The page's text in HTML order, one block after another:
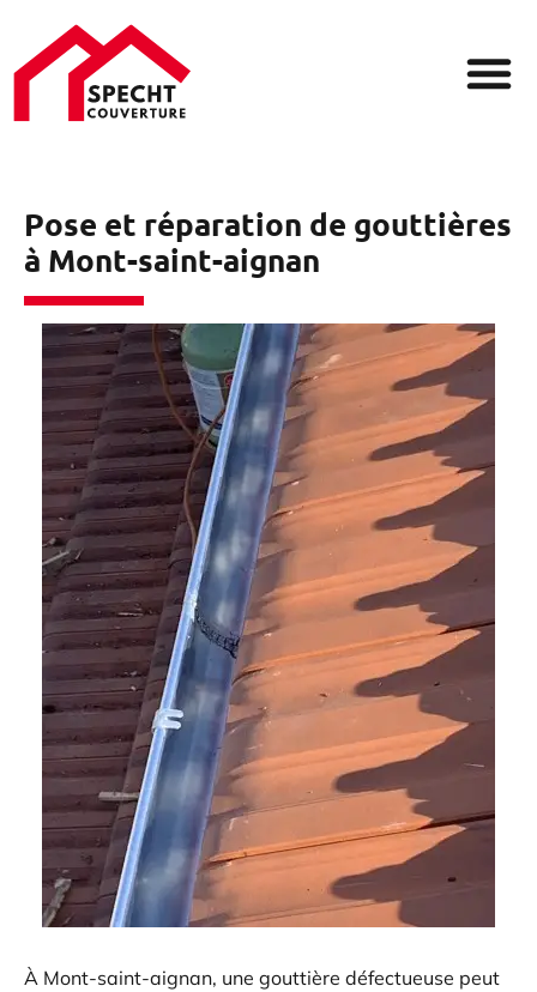
Pose et réparation de gouttières
à Mont-saint-aignan
À Mont-saint-aignan, une gouttière défectueuse peut